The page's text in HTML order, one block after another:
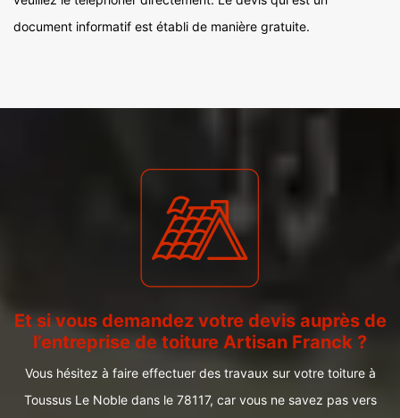
document informatif est établi de manière gratuite.
Et si vous demandez votre devis auprès de
l’entreprise de toiture Artisan Franck ?
Vous hésitez à faire effectuer des travaux sur votre toiture à
Toussus Le Noble dans le 78117, car vous ne savez pas vers